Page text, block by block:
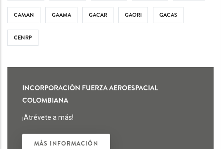
CAMAN GAAMA GACAR GAORI GACAS
CENRP
INCORPORACIÓN FUERZA AEROESPACIAL
COLOMBIANA
¡Atrévete a más!
MÁS INFORMACIÓN